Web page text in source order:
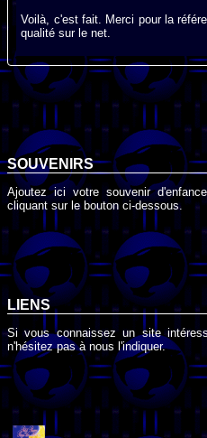
Voilà, c'est fait. Merci pour la
qualité sur le net.
SOUVENIRS
Ajoutez ici votre souvenir
cliquant sur le bouton ci-dessous.
LIENS
Si vous connaissez un site
n'hésitez pas à nous l'indiquer.